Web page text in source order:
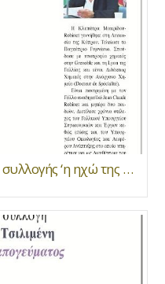
Παρουσίαση της ποιητικής συλλογής ‘η ηχώ της μνήμης’